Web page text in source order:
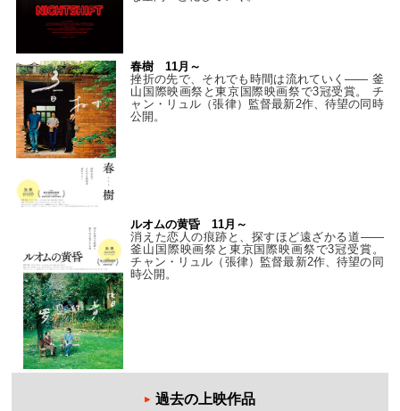
春樹 11月～
挫折の先で、それでも時間は流れていく—— 釜
山国際映画祭と東京国際映画祭で3冠受賞。 チ
ャン・リュル（張律）監督最新2作、待望の同時
公開。
ルオムの黄昏 11月～
消えた恋人の痕跡と、探すほど遠ざかる道——
釜山国際映画祭と東京国際映画祭で3冠受賞。
チャン・リュル（張律）監督最新2作、待望の同
時公開。
過去の上映作品